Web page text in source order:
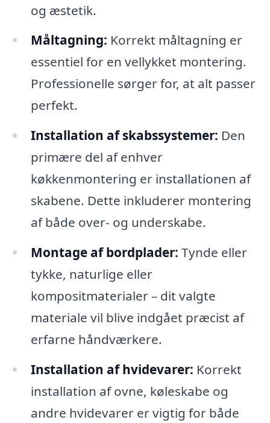
og æstetik.
Måltagning: Korrekt måltagning er
essentiel for en vellykket montering.
Professionelle sørger for, at alt passer
perfekt.
Installation af skabssystemer: Den
primære del af enhver
køkkenmontering er installationen af
skabene. Dette inkluderer montering
af både over- og underskabe.
Montage af bordplader: Tynde eller
tykke, naturlige eller
kompositmaterialer – dit valgte
materiale vil blive indgået præcist af
erfarne håndværkere.
Installation af hvidevarer: Korrekt
installation af ovne, køleskabe og
andre hvidevarer er vigtig for både